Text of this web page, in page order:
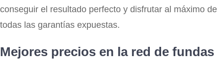
conseguir el resultado perfecto y disfrutar al máximo de
todas las garantías expuestas.
Mejores precios en la red de fundas